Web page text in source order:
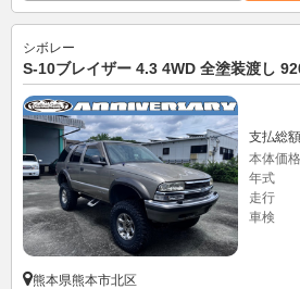
シボレー
S-10ブレイザー 4.3 4WD 全塗装渡し
支払総額
本体価格
年式
走行
車検
熊本県熊本市北区